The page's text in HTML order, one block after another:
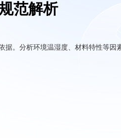
范解析
。分析环境温湿度、材料特性等因